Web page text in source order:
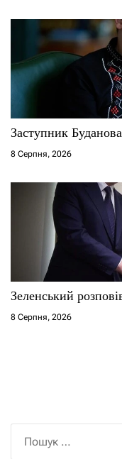
Заступник
8 Серпня, 2026
Зеленський
8 Серпня, 2026